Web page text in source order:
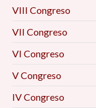
VIII Congreso
VII Congreso
VI Congreso
V Congreso
IV Congreso